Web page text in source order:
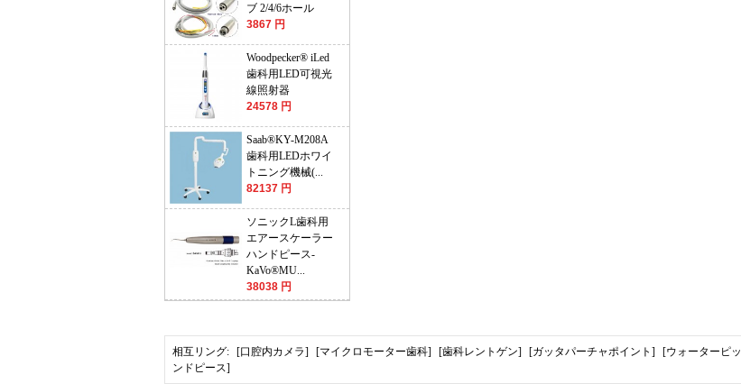
ブ 2/4/6ホール
3867 円
Woodpecker® iLed
歯科用LED可視光
線照射器
24578 円
Saab®KY-M208A
歯科用LEDホワイ
トニング機械(...
82137 円
ソニックL歯科用
エアースケーラー
ハンドピース-
KaVo®MU...
38038 円
相互リング: [口腔内カメラ] [マイクロモーター歯科] [歯科レントゲン] [ガッタパーチャポイント] [ウォーターピ
ンドピース]